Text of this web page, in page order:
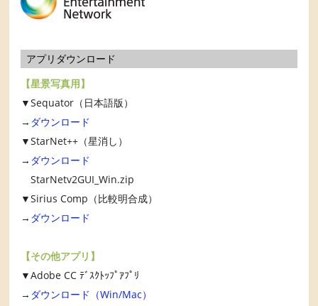
アプリダウンロード
【星景写真用】
▼Sequator（日本語版）
→ ダウンロード
▼StarNet++（星消し）
→ ダウンロード
StarNetv2GUI_Win.zip
▼Sirius Comp（比較明合成）
→ ダウンロード
【その他アプリ】
▼Adobe CC ﾃﾞｽｸﾄｯﾌﾟｱﾌﾟﾘ
→ ダウンロード（Win/Mac）